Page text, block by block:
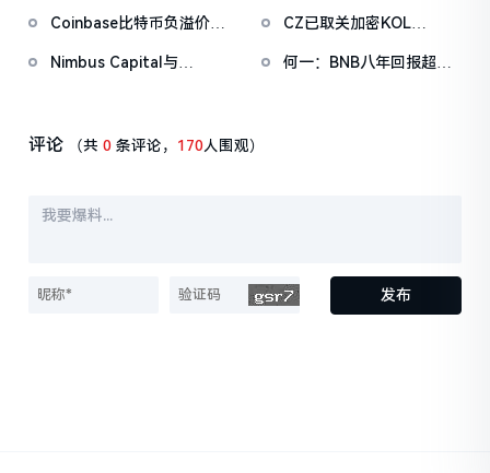
数据至新闻内容
Coinbase比特币负溢价已
报-0.0545%
CZ已取关加密KOL
Nimbus Capital与
何一：BNB八年回报超
评论 （共0 条评论， 170人围观）
发布